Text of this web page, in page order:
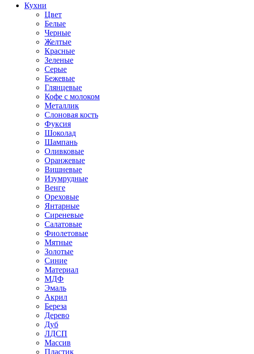
Кухни
Цвет
Белые
Черные
Желтые
Красные
Зеленые
Серые
Бежевые
Глянцевые
Кофе с молоком
Металлик
Слоновая кость
Фуксия
Шоколад
Шампань
Оливковые
Оранжевые
Вишневые
Изумрудные
Венге
Ореховые
Янтарные
Сиреневые
Салатовые
Фиолетовые
Мятные
Золотые
Синие
Материал
МДФ
Эмаль
Акрил
Береза
Дерево
Дуб
ЛДСП
Массив
Пластик